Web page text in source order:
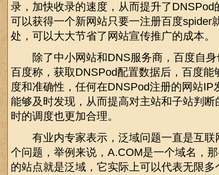
录，加快收录的速度，从而提升了DNSPod
可以获得一个新网站只要一注册百度spider
处，可以大大节省了网站宣传推广的成本。
除了中小网站和DNS服务商，百度自身
百度称，获取DNSPod配置数据后，百度能
度和准确性，任何在DNSPod注册的网站IP
能够及时发现，从而提高对主站和子站判
时的调度也更加合理。
有业内专家表示，泛域问题一直是互联
个问题，举例来说，A.COM是一个域名，
的站点就是泛域，它实际上可以代表无限